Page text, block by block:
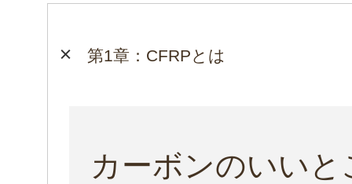
第1章：CFRPとは
カーボンのいい